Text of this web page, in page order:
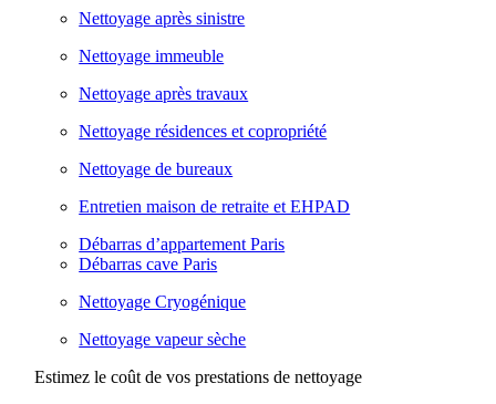
Nettoyage après sinistre
Nettoyage immeuble
Nettoyage après travaux
Nettoyage résidences et copropriété
Nettoyage de bureaux
Entretien maison de retraite et EHPAD
Débarras d’appartement Paris
Débarras cave Paris
Nettoyage Cryogénique
Nettoyage vapeur sèche
Estimez le coût de vos prestations de nettoyage